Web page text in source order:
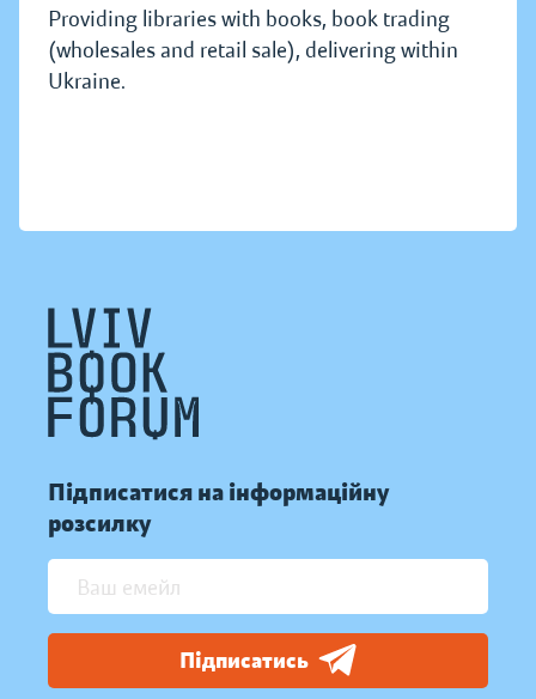
Providing libraries with books, book trading
(wholesales and retail sale), delivering within
Ukraine.
Підписатися на інформаційну
розсилку
Підписатись